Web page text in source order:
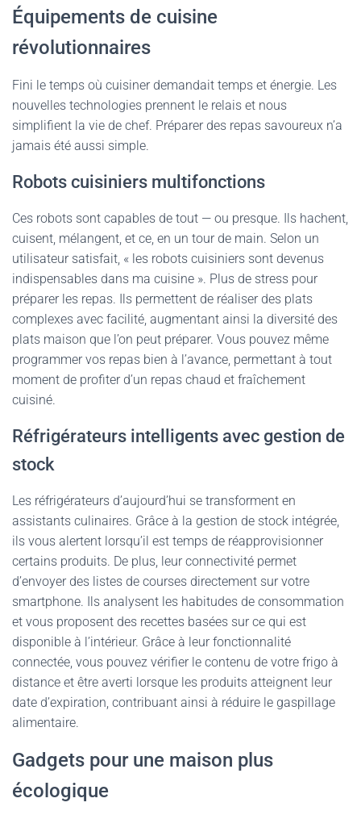
Équipements de cuisine
révolutionnaires
Fini le temps où cuisiner demandait temps et énergie. Les
nouvelles technologies prennent le relais et nous
simplifient la vie de chef. Préparer des repas savoureux n’a
jamais été aussi simple.
Robots cuisiniers multifonctions
Ces robots sont capables de tout — ou presque. Ils hachent,
cuisent, mélangent, et ce, en un tour de main. Selon un
utilisateur satisfait, « les robots cuisiniers sont devenus
indispensables dans ma cuisine ». Plus de stress pour
préparer les repas. Ils permettent de réaliser des plats
complexes avec facilité, augmentant ainsi la diversité des
plats maison que l’on peut préparer. Vous pouvez même
programmer vos repas bien à l’avance, permettant à tout
moment de profiter d’un repas chaud et fraîchement
cuisiné.
Réfrigérateurs intelligents avec gestion de
stock
Les réfrigérateurs d’aujourd’hui se transforment en
assistants culinaires. Grâce à la gestion de stock intégrée,
ils vous alertent lorsqu’il est temps de réapprovisionner
certains produits. De plus, leur connectivité permet
d’envoyer des listes de courses directement sur votre
smartphone. Ils analysent les habitudes de consommation
et vous proposent des recettes basées sur ce qui est
disponible à l’intérieur. Grâce à leur fonctionnalité
connectée, vous pouvez vérifier le contenu de votre frigo à
distance et être averti lorsque les produits atteignent leur
date d’expiration, contribuant ainsi à réduire le gaspillage
alimentaire.
Gadgets pour une maison plus
écologique